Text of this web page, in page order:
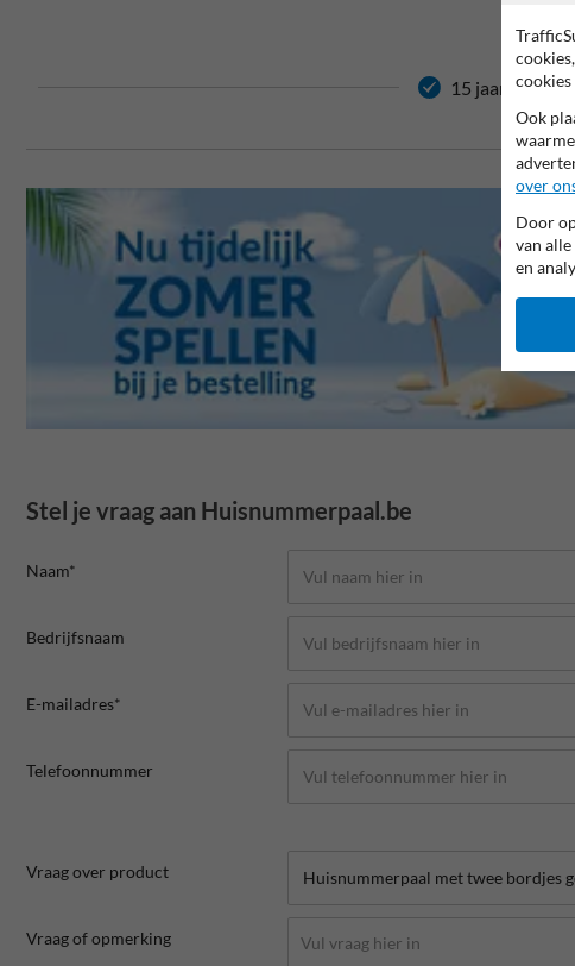
15 jaar
Stel je vraag aan Huisnummerpaal.be
Naam*
Bedrijfsnaam
E-mailadres*
Telefoonnummer
Vraag over product
Vraag of opmerking
Ook
over
Door
van
en